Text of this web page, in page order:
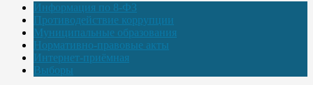
Информация по 8-ФЗ
Противодействие коррупции
Муниципальные образования
Нормативно-правовые акты
Интернет-приёмная
Выборы